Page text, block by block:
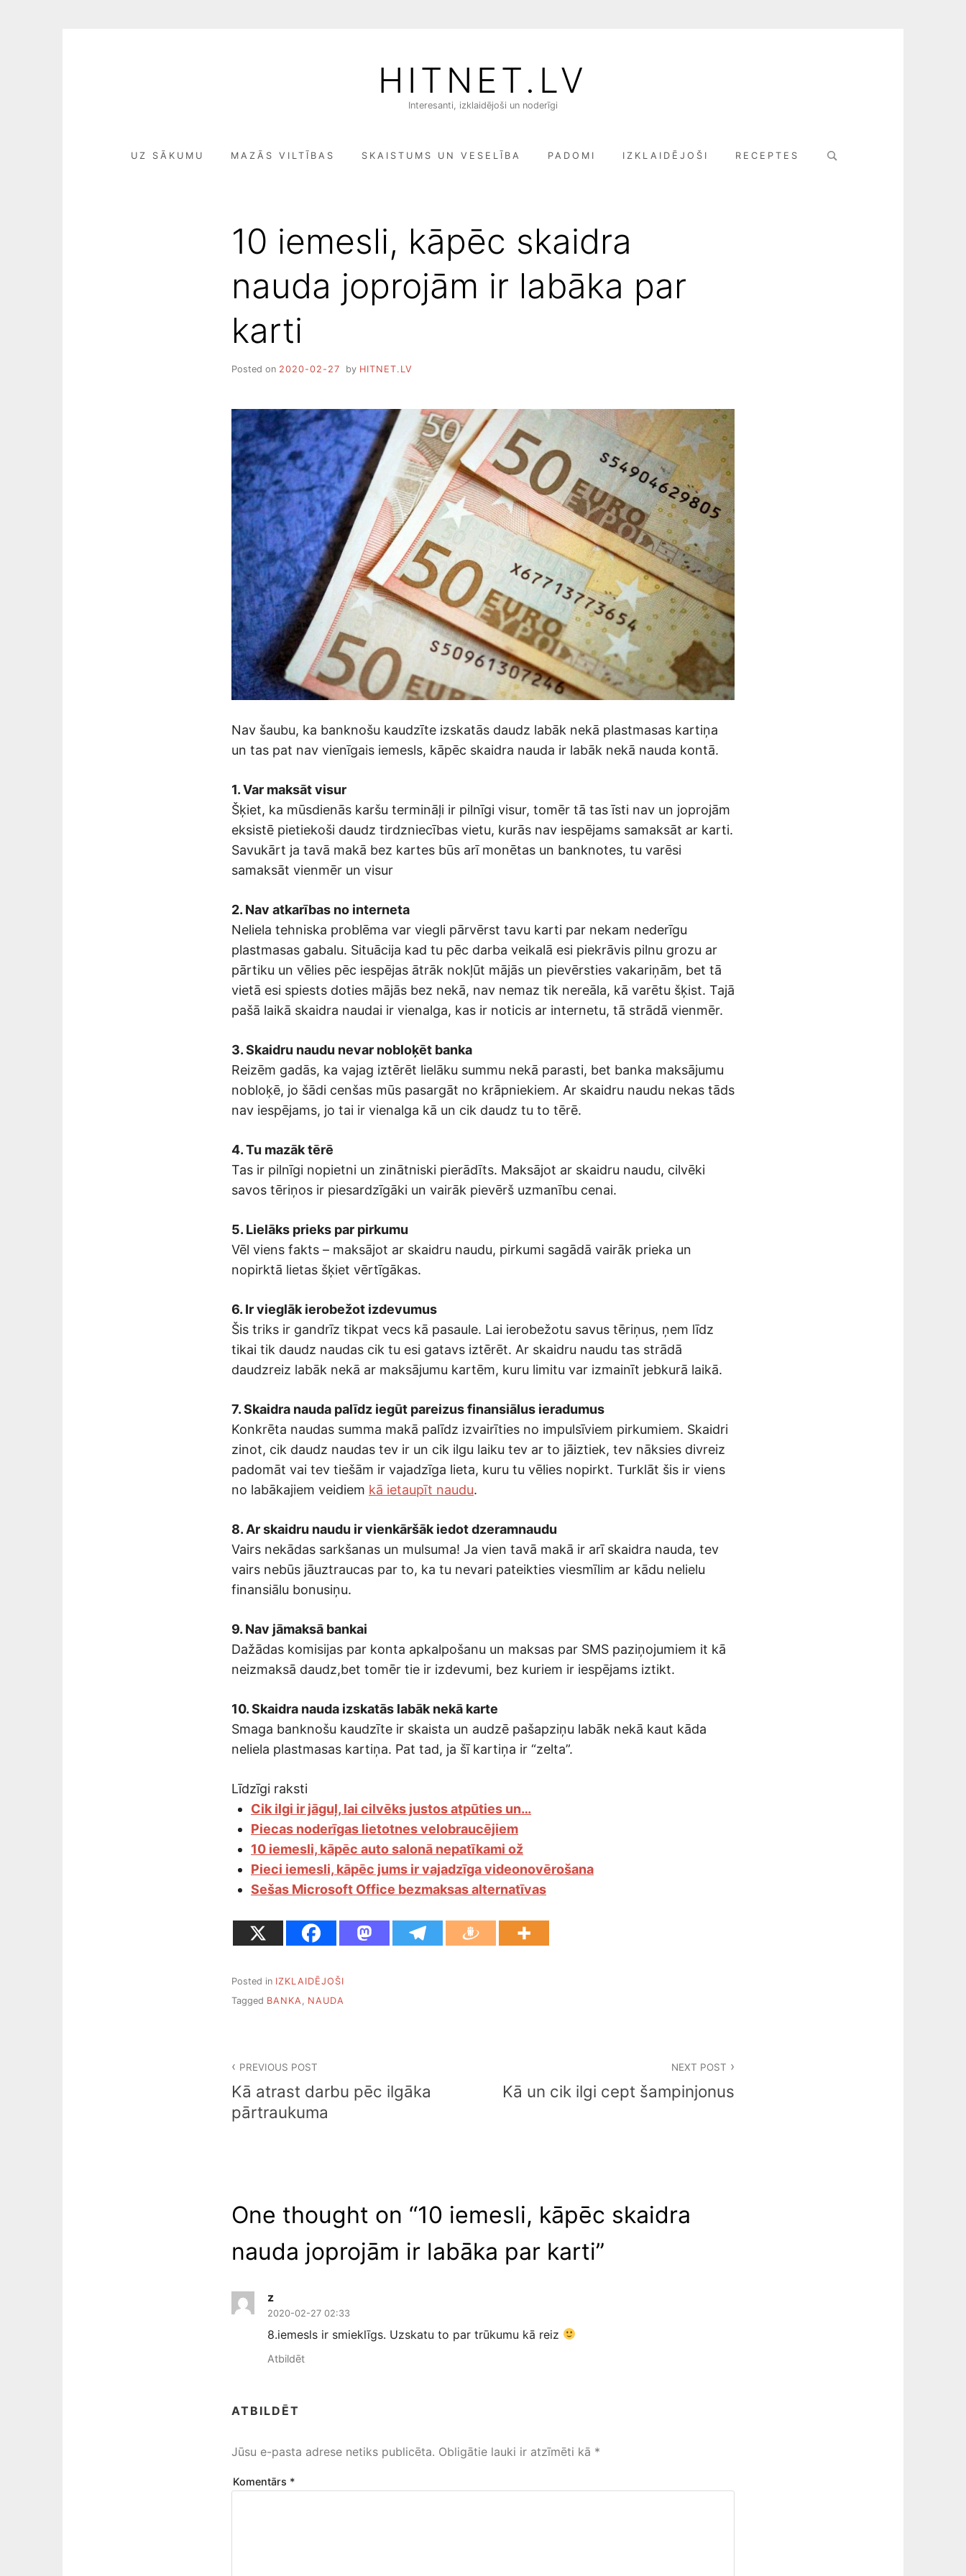
HITNET.LV
Interesanti, izklaidējoši un noderīgi
UZ SĀKUMU MAZĀS VILTĪBAS SKAISTUMS UN VESELĪBA PADOMI IZKLAIDĒJOŠI RECEPTES
Search
10 iemesli, kāpēc skaidra
nauda joprojām ir labāka par
karti
Posted on 2020-02-27 by HITNET.LV
Nav šaubu, ka banknošu kaudzīte izskatās daudz labāk nekā plastmasas kartiņa
un tas pat nav vienīgais iemesls, kāpēc skaidra nauda ir labāk nekā nauda kontā.
1. Var maksāt visur
Šķiet, ka mūsdienās karšu termināļi ir pilnīgi visur, tomēr tā tas īsti nav un joprojām
eksistē pietiekoši daudz tirdzniecības vietu, kurās nav iespējams samaksāt ar karti.
Savukārt ja tavā makā bez kartes būs arī monētas un banknotes, tu varēsi
samaksāt vienmēr un visur
2. Nav atkarības no interneta
Neliela tehniska problēma var viegli pārvērst tavu karti par nekam nederīgu
plastmasas gabalu. Situācija kad tu pēc darba veikalā esi piekrāvis pilnu grozu ar
pārtiku un vēlies pēc iespējas ātrāk nokļūt mājās un pievērsties vakariņām, bet tā
vietā esi spiests doties mājās bez nekā, nav nemaz tik nereāla, kā varētu šķist. Tajā
pašā laikā skaidra naudai ir vienalga, kas ir noticis ar internetu, tā strādā vienmēr.
3. Skaidru naudu nevar nobloķēt banka
Reizēm gadās, ka vajag iztērēt lielāku summu nekā parasti, bet banka maksājumu
nobloķē, jo šādi cenšas mūs pasargāt no krāpniekiem. Ar skaidru naudu nekas tāds
nav iespējams, jo tai ir vienalga kā un cik daudz tu to tērē.
4. Tu mazāk tērē
Tas ir pilnīgi nopietni un zinātniski pierādīts. Maksājot ar skaidru naudu, cilvēki
savos tēriņos ir piesardzīgāki un vairāk pievērš uzmanību cenai.
5. Lielāks prieks par pirkumu
Vēl viens fakts – maksājot ar skaidru naudu, pirkumi sagādā vairāk prieka un
nopirktā lietas šķiet vērtīgākas.
6. Ir vieglāk ierobežot izdevumus
Šis triks ir gandrīz tikpat vecs kā pasaule. Lai ierobežotu savus tēriņus, ņem līdz
tikai tik daudz naudas cik tu esi gatavs iztērēt. Ar skaidru naudu tas strādā
daudzreiz labāk nekā ar maksājumu kartēm, kuru limitu var izmainīt jebkurā laikā.
7. Skaidra nauda palīdz iegūt pareizus finansiālus ieradumus
Konkrēta naudas summa makā palīdz izvairīties no impulsīviem pirkumiem. Skaidri
zinot, cik daudz naudas tev ir un cik ilgu laiku tev ar to jāiztiek, tev nāksies divreiz
padomāt vai tev tiešām ir vajadzīga lieta, kuru tu vēlies nopirkt. Turklāt šis ir viens
no labākajiem veidiem kā ietaupīt naudu.
8. Ar skaidru naudu ir vienkāršāk iedot dzeramnaudu
Vairs nekādas sarkšanas un mulsuma! Ja vien tavā makā ir arī skaidra nauda, tev
vairs nebūs jāuztraucas par to, ka tu nevari pateikties viesmīlim ar kādu nelielu
finansiālu bonusiņu.
9. Nav jāmaksā bankai
Dažādas komisijas par konta apkalpošanu un maksas par SMS paziņojumiem it kā
neizmaksā daudz,bet tomēr tie ir izdevumi, bez kuriem ir iespējams iztikt.
10. Skaidra nauda izskatās labāk nekā karte
Smaga banknošu kaudzīte ir skaista un audzē pašapziņu labāk nekā kaut kāda
neliela plastmasas kartiņa. Pat tad, ja šī kartiņa ir “zelta”.
Līdzīgi raksti
Cik ilgi ir jāguļ, lai cilvēks justos atpūties un…
Piecas noderīgas lietotnes velobraucējiem
10 iemesli, kāpēc auto salonā nepatīkami ož
Pieci iemesli, kāpēc jums ir vajadzīga videonovērošana
Sešas Microsoft Office bezmaksas alternatīvas
Posted in IZKLAIDĒJOŠI
Tagged BANKA NAUDA
izvēlne
PREVIOUS POST
Kā atrast darbu pēc ilgāka
pārtraukuma
NEXT POST
Kā un cik ilgi cept šampinjonus
One thought on “10 iemesli, kāpēc skaidra
nauda joprojām ir labāka par karti”
z
2020-02-27 02:33
8.iemesls ir smieklīgs. Uzskatu to par trūkumu kā reiz
Atbildēt
ATBILDĒT
Jūsu e-pasta adrese netiks publicēta. Obligātie lauki ir atzīmēti kā *
Komentārs *